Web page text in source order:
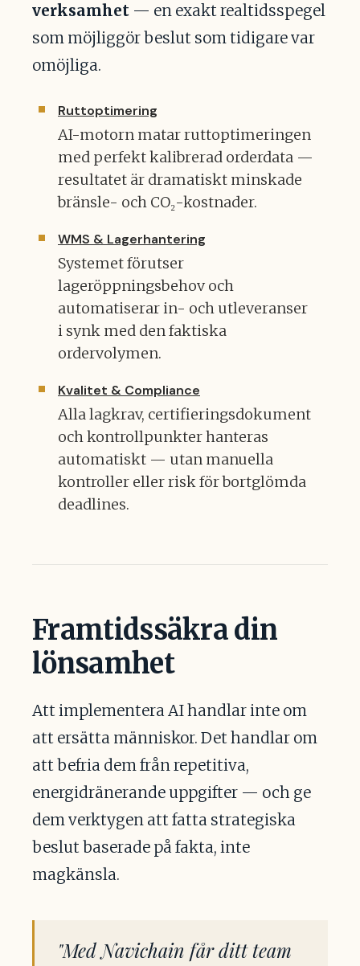
verksamhet — en exakt realtidsspegel
som möjliggör beslut som tidigare var
omöjliga.
Ruttoptimering
AI-motorn matar ruttoptimeringen
med perfekt kalibrerad orderdata —
resultatet är dramatiskt minskade
bränsle- och CO₂-kostnader.
WMS & Lagerhantering
Systemet förutser
lageröppningsbehov och
automatiserar in- och utleveranser
i synk med den faktiska
ordervolymen.
Kvalitet & Compliance
Alla lagkrav, certifieringsdokument
och kontrollpunkter hanteras
automatiskt — utan manuella
kontroller eller risk för bortglömda
deadlines.
Framtidssäkra din
lönsamhet
Att implementera AI handlar inte om
att ersätta människor. Det handlar om
att befria dem från repetitiva,
energidränerande uppgifter — och ge
dem verktygen att fatta strategiska
beslut baserade på fakta, inte
magkänsla.
"Med Navichain får ditt team